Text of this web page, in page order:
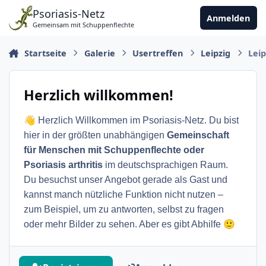
Zu Inhalt springen
Psoriasis-Netz
Gemeinsam mit Schuppenflechte
Anmelden
Startseite Galerie Usertreffen Leipzig
Herzlich willkommen!
👋 Herzlich Willkommen im Psoriasis-Netz. Du bist
hier in der größten unabhängigen Gemeinschaft
für Menschen mit Schuppenflechte oder
Psoriasis arthritis im deutschsprachigen Raum.
Du besuchst unser Angebot gerade als Gast und
kannst manch nützliche Funktion nicht nutzen –
zum Beispiel, um zu antworten, selbst zu fragen
oder mehr Bilder zu sehen. Aber es gibt Abhilfe 🙂